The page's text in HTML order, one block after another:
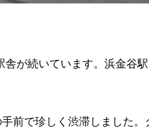
舎が続いています。浜金谷
前で珍しく渋滞しました